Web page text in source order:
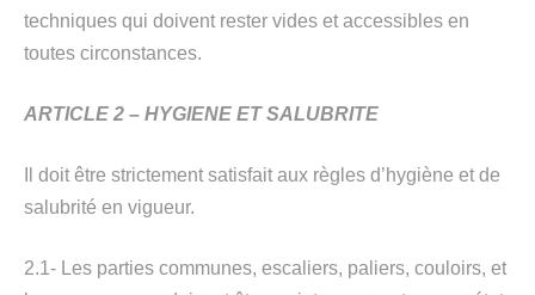
techniques qui doivent rester vides et accessibles en
toutes circonstances.
ARTICLE 2 – HYGIENE ET SALUBRITE
Il doit être strictement satisfait aux règles d’hygiène et de
salubrité en vigueur.
2.1- Les parties communes, escaliers, paliers, couloirs, et